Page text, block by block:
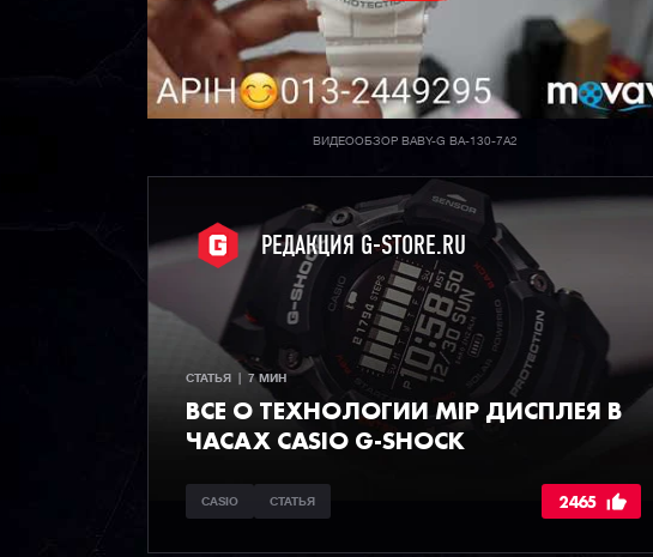
ВИДЕООБЗОР BABY-G BA-130-7A2
РЕДАКЦИЯ G-STORE.RU
СТАТЬЯ  |  7 МИН
ВСЕ О ТЕХНОЛОГИИ MIP ДИСПЛЕЯ В
ЧАСАХ CASIO G-SHOCK
CASIO СТАТЬЯ 2465